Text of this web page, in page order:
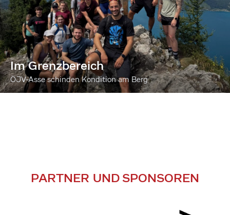
Im Grenzbereich
ÖJV-Asse schinden Kondition am Berg
PARTNER UND SPONSOREN